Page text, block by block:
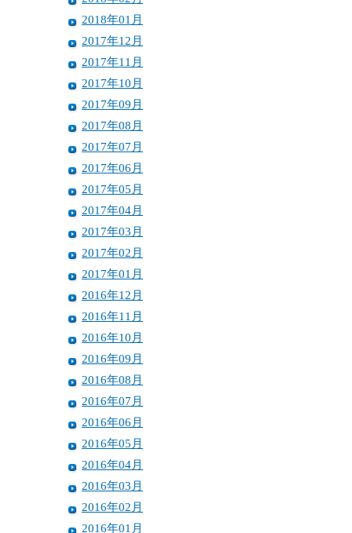
2018年01月
2017年12月
2017年11月
2017年10月
2017年09月
2017年08月
2017年07月
2017年06月
2017年05月
2017年04月
2017年03月
2017年02月
2017年01月
2016年12月
2016年11月
2016年10月
2016年09月
2016年08月
2016年07月
2016年06月
2016年05月
2016年04月
2016年03月
2016年02月
2016年01月